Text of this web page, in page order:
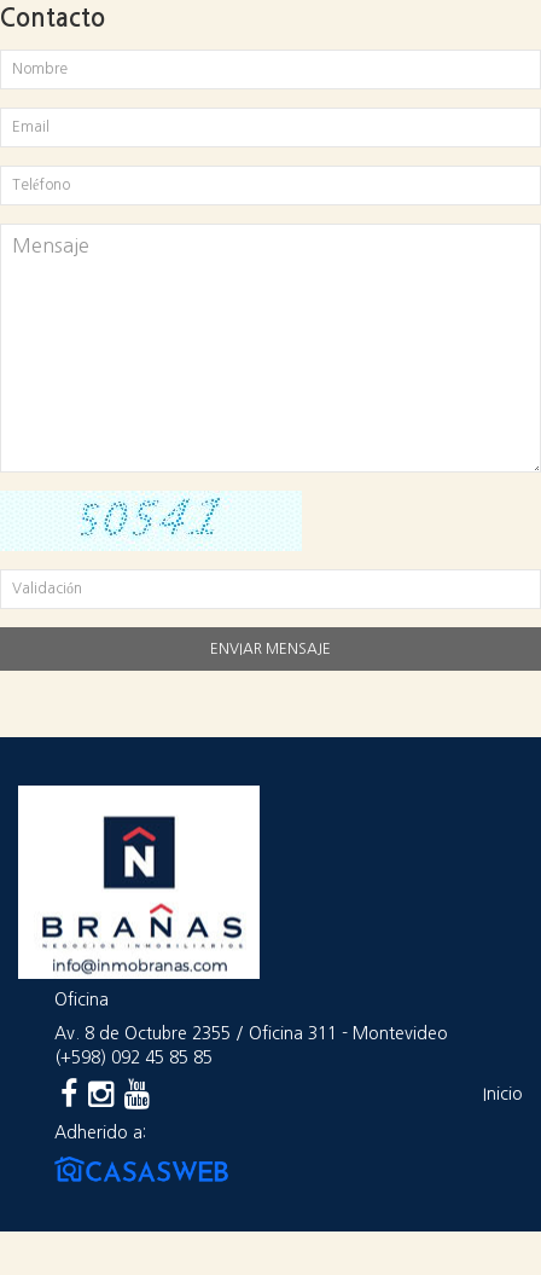
Contacto
Oficina
Av. 8 de Octubre 2355 / Oficina 311 - Montevideo
(+598) 092 45 85 85
Adherido a:
Inicio